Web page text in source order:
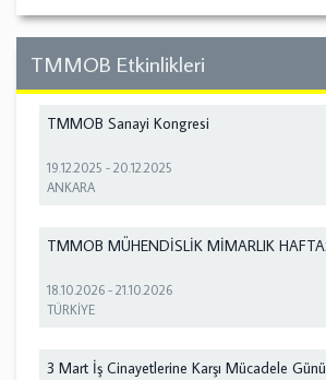
TMMOB Etkinlikleri
TMMOB Sanayi Kongresi
19.12.2025 -20.12.2025
ANKARA
TMMOB MÜHENDİSLİK MİMARLIK
18.10.2026 -21.10.2026
TÜRKİYE
3 Mart İş Cinayetlerine Karşı Mücadele Günü